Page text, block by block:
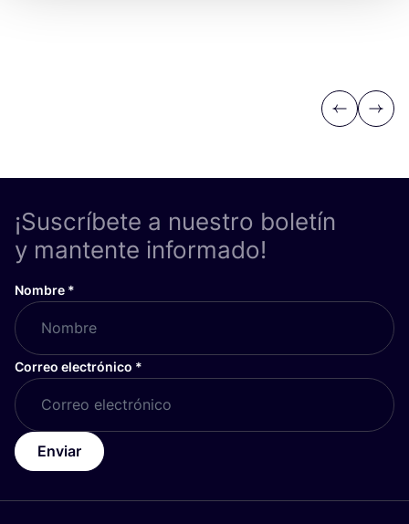
Previous
Next
¡Suscríbete a nuestro boletín
y mantente informado!
Nombre *
Correo electrónico *
Enviar